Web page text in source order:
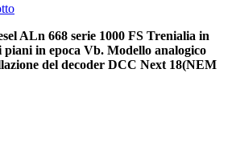
ALn 668 serie 1000 FS Trenialia in
in epoca Vb. Modello analogico
del decoder DCC Next 18(NEM